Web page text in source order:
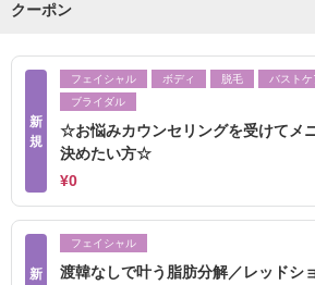
クーポン
新
規
フェイシャル ボディ 脱毛
バストケ
ブライダル
☆お悩みカウンセリングを受けてメ
決めたい方☆
¥0
新
フェイシャル
渡韓なしで叶う脂肪分解／レッドシ